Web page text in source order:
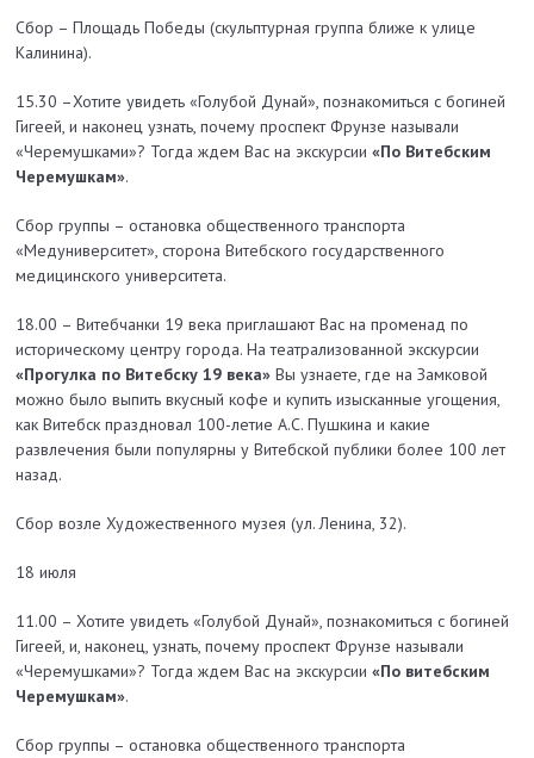
Сбор – Площадь Победы (скульптурная группа ближе к улице
Калинина).
15.30 –Хотите увидеть «Голубой Дунай», познакомиться с богиней
Гигеей, и наконец узнать, почему проспект Фрунзе называли
«Черемушками»? Тогда ждем Вас на экскурсии«По Витебским
Черемушкам».
Сбор группы – остановка общественного транспорта
«Медуниверситет», сторона Витебского государственного
медицинского университета.
18.00 – Витебчанки 19 века приглашают Вас на променад по
историческому центру города. На театрализованной экскурсии
«Прогулка по Витебску 19 века» Вы узнаете, где на Замковой
можно было выпить вкусный кофе и купить изысканные угощения,
как Витебск праздновал 100-летие А.С. Пушкина и какие
развлечения были популярны у Витебской публики более 100 лет
назад.
Сбор возле Художественного музея (ул. Ленина, 32).
18 июля
11.00 – Хотите увидеть «Голубой Дунай», познакомиться с богиней
Гигеей, и, наконец, узнать, почему проспект Фрунзе называли
«Черемушками»? Тогда ждем Вас на экскурсии«По витебским
Черемушкам».
Сбор группы – остановка общественного транспорта